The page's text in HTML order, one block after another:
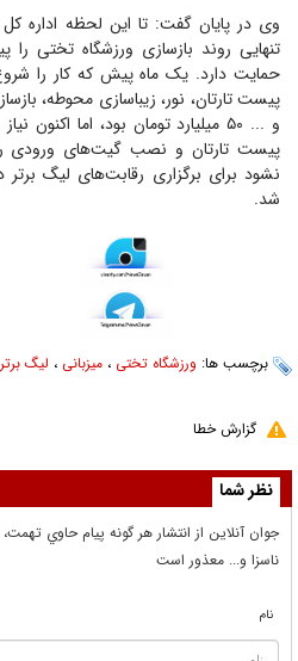
وی در پایان گفت: تا این لحظه اداره
تنهایی روند بازسازی ورزشگاه تختی را
حمایت دارد. یک ماه پیش که کار را
پیست تارتان، نور، زیباسازی محوطه،
و ... ۵۰ میلیارد تومان بود، اما اکنون
پیست تارتان و نصب گیت‌های ورودی
نشود برای برگزاری رقابت‌های لیگ
شد.
برچسب ها: ورزشگاه تختی ، میزبانی ، لیگ برتر
گزارش خطا
نظر شما
جوان آنلاين از انتشار هر گونه پيام حاوي
ناسزا و... معذور است
نام